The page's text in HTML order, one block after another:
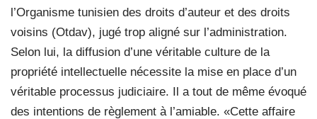
l’Organisme tunisien des droits d’auteur et des droits
voisins (Otdav), jugé trop aligné sur l’administration.
Selon lui, la diffusion d’une véritable culture de la
propriété intellectuelle nécessite la mise en place d’un
véritable processus judiciaire. Il a tout de même évoqué
des intentions de règlement à l’amiable. «Cette affaire